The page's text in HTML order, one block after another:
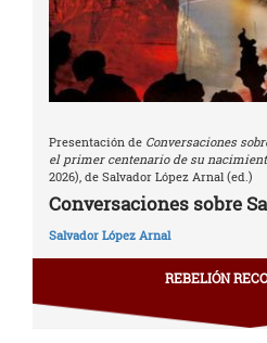
Presentación de Conversaciones
el primer centenario de su
2026), de Salvador López Arnal (ed.)
Conversaciones sobre
Salvador López Arnal
REBELIÓN